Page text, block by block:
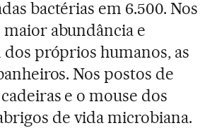
bactérias em 6.500. Nos
abundância e
próprios humanos, as
Nos postos de
e o mouse dos
de vida microbiana.